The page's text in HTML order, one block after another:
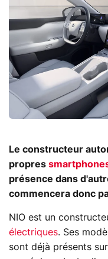
Le constructeur
propres
présence dans
commencera donc
NIO est un
électriques. Ses
sont déjà présents